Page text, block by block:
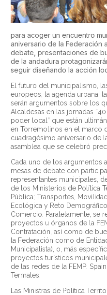
para acoger un encuentro
aniversario de la Federación
debate, presentaciones de
de la andadura
seguir diseñando la acción
El futuro del municipalismo,
europeos, la agenda urbana,
serán argumentos sobre los
Alcaldesas en las jornadas
poder local” que están
en Torremolinos en el marco
cuadragésimo aniversario de
asamblea que se celebró
Cada uno de los argumentos
mesas de debate con
representantes municipales,
de los Ministerios de Política
Pública; Transportes,
Ecológica y Reto
Comercio. Paralelamente, se
proyectos u órganos de la
Contratación, así como de
la Federación como de
Municipalista), o, más
proyectos turísticos
de las redes de la FEMP:
Termales.
Las Ministras de Política